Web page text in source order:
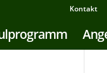
Kontakt